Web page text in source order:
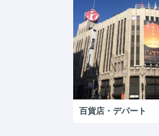
百貨店・デパート